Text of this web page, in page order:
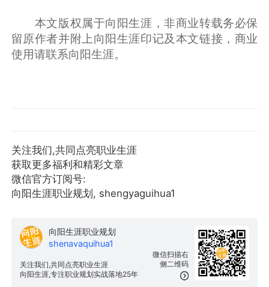
本文版权属于向阳生涯，非商业转载务必保
留原作者并附上向阳生涯印记及本文链接，商业
使用请联系向阳生涯。
关注我们,共同点亮职业生涯
获取更多福利和精彩文章
微信官方订阅号:
向阳生涯职业规划, shengyaguihua1
微信扫描右
侧二维码
向阳生涯职业规划
shenavaquihua1
关注我们,共同点亮职业生涯
向阳生涯,专注职业规划实战落地25年